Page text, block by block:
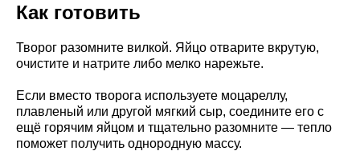
Как готовить
Творог разомните вилкой. Яйцо отварите вкрутую,
очистите и натрите либо мелко нарежьте.
Если вместо творога используете моцареллу,
плавленый или другой мягкий сыр, соедините его с
ещё горячим яйцом и тщательно разомните — тепло
поможет получить однородную массу.